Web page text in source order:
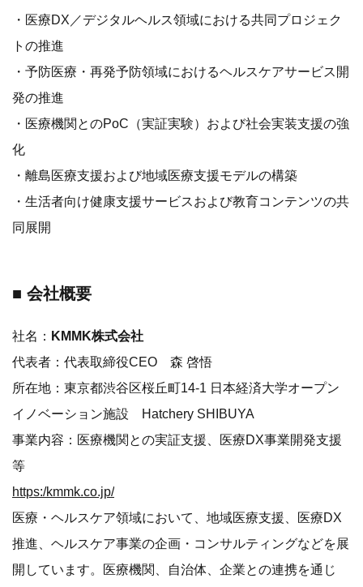
・医療DX／デジタルヘルス領域における共同プロジェク
トの推進
・予防医療・再発予防領域におけるヘルスケアサービス開
発の推進
・医療機関とのPoC（実証実験）および社会実装支援の強
化
・離島医療支援および地域医療支援モデルの構築
・生活者向け健康支援サービスおよび教育コンテンツの共
同展開
■ 会社概要
社名： KMMK株式会社
代表者：代表取締役CEO 森 啓悟
所在地：東京都渋谷区桜丘町14-1 日本経済大学オープン
イノベーション施設 Hatchery SHIBUYA
事業内容：医療機関との実証支援、医療DX事業開発支援
等
https:/kmmk.co.jp/
医療・ヘルスケア領域において、地域医療支援、医療DX
推進、ヘルスケア事業の企画・コンサルティングなどを展
開しています。医療機関、自治体、企業との連携を通じ